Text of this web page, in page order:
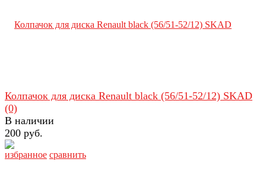
избранное сравнить
Колпачок для диска Renault black (56/51-52/12) SKAD
(0)
В наличии
200 руб.